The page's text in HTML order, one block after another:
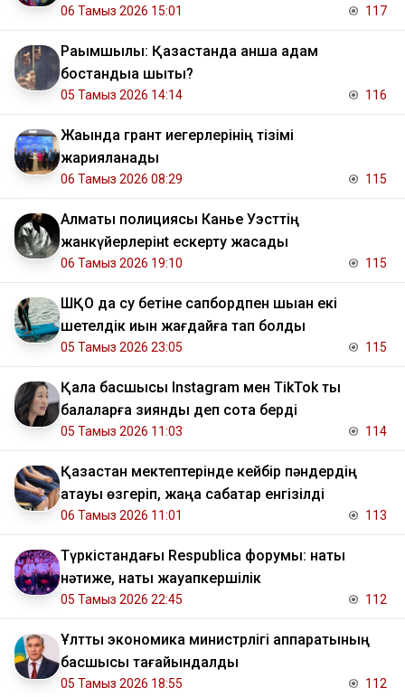
06 Тамыз 2026 15:01 117
Рақымшылық: Қазақстанда қанша адам
бостандыққа шықты?
05 Тамыз 2026 14:14 116
Жақында грант иегерлерінің тізімі
жарияланады
06 Тамыз 2026 08:29 115
Алматы полициясы Канье Уэсттің
жанкүйерлерінt ескерту жасады
06 Тамыз 2026 19:10 115
ШҚО да су бетіне сапбордпен шыққан екі
шетелдік қиын жағдайға тап болды
05 Тамыз 2026 23:05 115
Қала басшысы Instagram мен TikTok ты
балаларға зиянды деп сотқа берді
05 Тамыз 2026 11:03 114
Қазақстан мектептерінде кейбір пәндердің
атауы өзгеріп, жаңа сабақтар енгізілді
06 Тамыз 2026 11:01 113
Түркістандағы Respublica форумы: нақты
нәтиже, нақты жауапкершілік
05 Тамыз 2026 22:45 112
Ұлттық экономика министрлігі аппаратының
басшысы тағайындалды
05 Тамыз 2026 18:55 112